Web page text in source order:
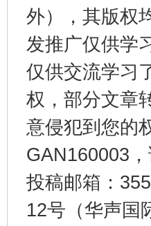
外），其版权
发推广仅供学
仅供交流学习
权，部分文章
意侵犯到您的
GAN160003
投稿邮箱：
12号（华声国
法徽映军营 权益